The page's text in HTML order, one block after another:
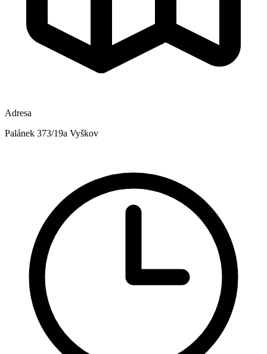
Adresa
Palánek 373/19a Vyškov